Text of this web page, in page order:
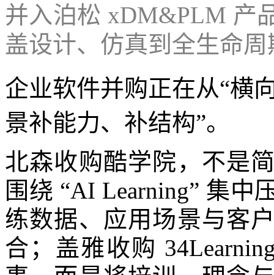
并入泊松 xDM&PLM 产
盖设计、仿真到全生命
企业软件并购正在从“横
景补能力、补结构”。
北森收购酷学院，不是
围绕 “AI Learning” 集
练数据、应用场景与客
合；盖雅收购